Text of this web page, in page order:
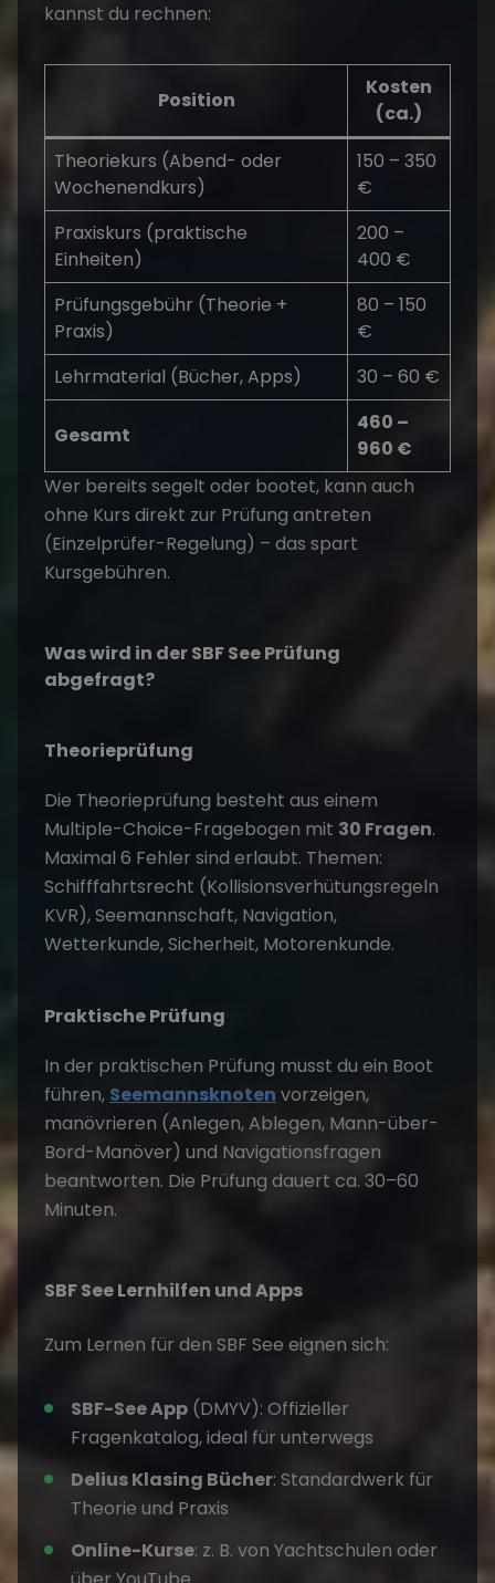
kannst du rechnen:
Position
Kosten
(ca.)
Theoriekurs (Abend- oder
Wochenendkurs)
150 – 350
€
Praxiskurs (praktische
Einheiten)
200 –
400 €
Prüfungsgebühr (Theorie +
Praxis)
80 – 150
€
Lehrmaterial (Bücher, Apps)
30 – 60 €
Gesamt
460 –
960 €
Wer bereits segelt oder bootet, kann auch
ohne Kurs direkt zur Prüfung antreten
(Einzelprüfer-Regelung) – das spart
Kursgebühren.
Was wird in der SBF See Prüfung
abgefragt?
Theorieprüfung
Die Theorieprüfung besteht aus einem
Multiple-Choice-Fragebogen mit 30 Fragen.
Maximal 6 Fehler sind erlaubt. Themen:
Schifffahrtsrecht (Kollisionsverhütungsregeln
KVR), Seemannschaft, Navigation,
Wetterkunde, Sicherheit, Motorenkunde.
Praktische Prüfung
In der praktischen Prüfung musst du ein Boot
führen, Seemannsknoten vorzeigen,
manövrieren (Anlegen, Ablegen, Mann-über-
Bord-Manöver) und Navigationsfragen
beantworten. Die Prüfung dauert ca. 30–60
Minuten.
SBF See Lernhilfen und Apps
Zum Lernen für den SBF See eignen sich:
SBF-See App (DMYV): Offizieller
Fragenkatalog, ideal für unterwegs
Delius Klasing Bücher: Standardwerk für
Theorie und Praxis
Online-Kurse: z. B. von Yachtschulen oder